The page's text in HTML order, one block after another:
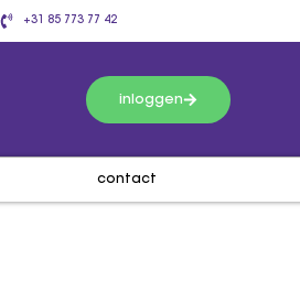
+31 85 773 77 42
inloggen
contact